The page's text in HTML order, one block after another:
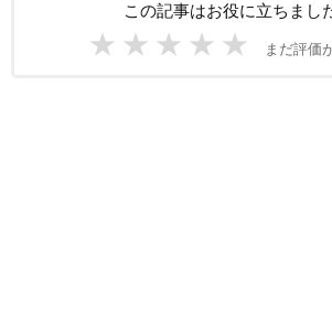
この記事はお役に立ちまし
★ ★ ★ ★ ★ まだ評価